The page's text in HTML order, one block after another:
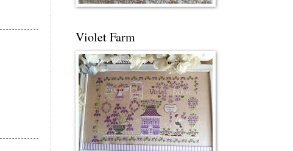
Violet Farm